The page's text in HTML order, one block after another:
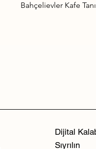
Bahçelievler Kafe
Dijital
Sıyrılın